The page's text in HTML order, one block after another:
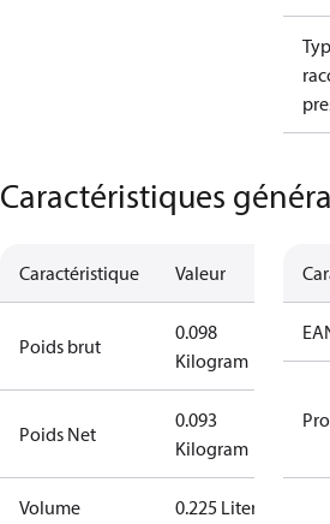
Caractéristiques
Caractéristique Valeur
Poids brut
0.098
Kilogram
Poids Net
0.093
Kilogram
Volume 0.225 Liter